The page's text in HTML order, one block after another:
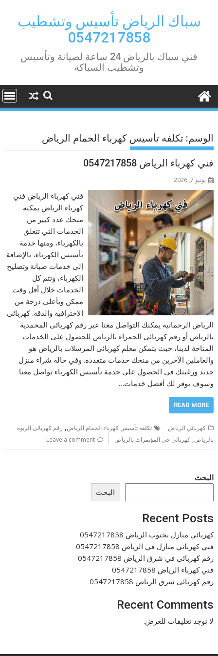
contentسباك الرياض تأسيس وتشطيب
0547217858
فني سباك بالرياض 24 ساعة لصيانة وتأسيس
وتشطيب السباكة
الوسم: تكلفه تأسيس كهرباء الحمام الرياض
فني كهرباء الرياض 0547217858
يونيو 7, 2026
فني كهرباء الرياض فني
كهرباء الرياض يمكنه
منحك عدد كبير من
الخدمات التي تتعلق
بالكهرباء، ومنها خدمة
تأسيس الكهرباء، بالإضافة
إلى خدمات صيانة وتصليح
الكهرباء، وتتم كل
الخدمات خلال أقل وقت
ممكن وبأعلى درجة من
الاحترافية والدقة. كهربائى
الرياض الرحمانيه يمكنك التواصل معنا عبر رقم كهربائى المحمدية
بالرياض أو رقم كهربائى الحمراء بالرياض للحصول على الخدمات
المتاحة لدينا، حيث يتمكن معلم كهربائى المرسلات بالرياض هو
والعاملين الآخرين من منحك خدمات متعددة. وفي حالة شراء منزل
جديد ورغبتك في الحصول على خدمة تأسيس الكهرباء تواصل معنا
وسوف نوفر لك أفضل خدمات…
READ MORE
كهربائي الرياض تكلفه تأسيس كهرباء الحمام الرياض, رقم كهربائى الربوه
بالرياض,كهربائى حي المؤتمرات بالرياض Leave a comment
البحث
البحث
Recent Posts
كهربائي منازل بجنوب الرياض 0547217858
فني كهربائي منازل في الرياض 0547217858
رقم كهربائى في شرق الرياض 0547217858
فني كهرباء الرياض 0547217858
رقم كهربائى شرق الرياض 0547217858
Recent Comments
لا توجد تعليقات للعرض.